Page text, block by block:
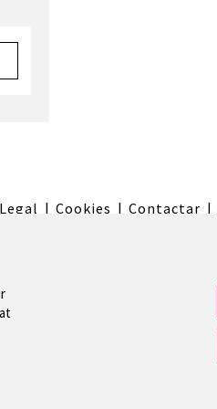
| Cookies | Contactar |